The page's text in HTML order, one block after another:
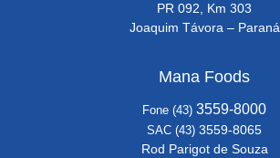
PR 092, Km 303
Joaquim Távora – Paraná
Mana Foods
Fone (43) 3559-8000
SAC (43) 3559-8065
Rod Parigot de Souza